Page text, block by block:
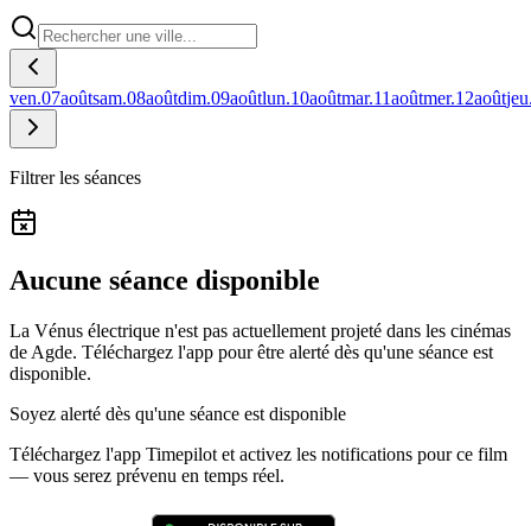
ven.07aoûtsam.08aoûtdim.09aoûtlun.10aoûtmar.11aoûtmer.12août
Filtrer les séances
Aucune séance disponible
La Vénus électrique n'est pas actuellement projeté dans les cinémas
de Agde. Téléchargez l'app pour être alerté dès qu'une séance est
disponible.
Soyez alerté dès qu'une séance est disponible
Téléchargez l'app Timepilot et activez les notifications pour ce film
— vous serez prévenu en temps réel.